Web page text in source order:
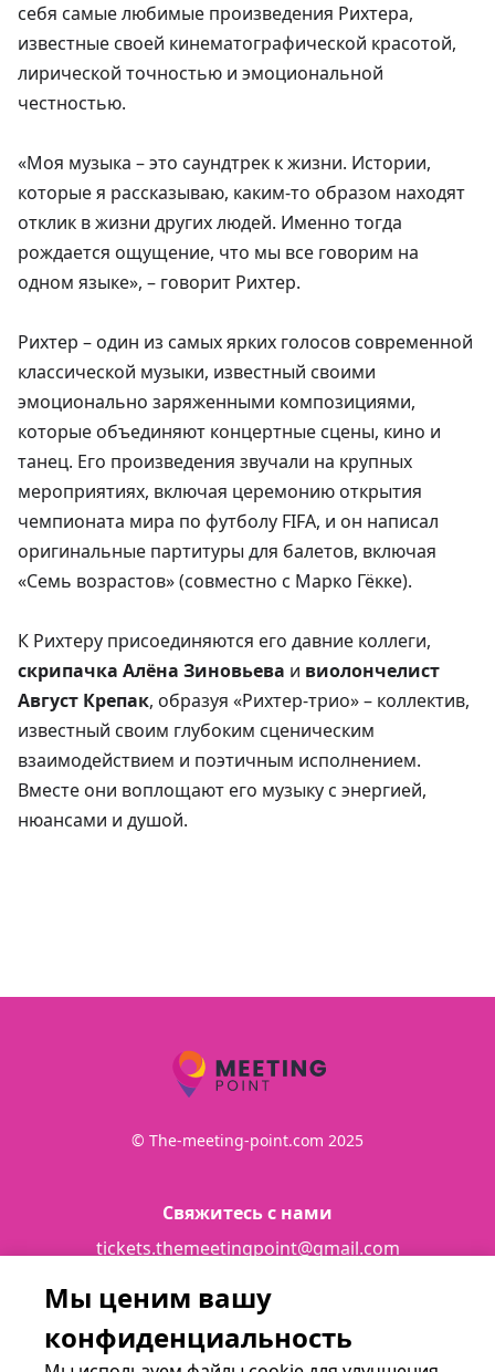
себя самые любимые произведения Рихтера,
известные своей кинематографической красотой,
лирической точностью и эмоциональной
честностью.
«Моя музыка – это саундтрек к жизни. Истории,
которые я рассказываю, каким-то образом находят
отклик в жизни других людей. Именно тогда
рождается ощущение, что мы все говорим на
одном языке», – говорит Рихтер.
Рихтер – один из самых ярких голосов современной
классической музыки, известный своими
эмоционально заряженными композициями,
которые объединяют концертные сцены, кино и
танец. Его произведения звучали на крупных
мероприятиях, включая церемонию открытия
чемпионата мира по футболу FIFA, и он написал
оригинальные партитуры для балетов, включая
«Семь возрастов» (совместно с Марко Гёкке).
К Рихтеру присоединяются его давние коллеги,
скрипачка Алёна Зиновьева и виолончелист
Август Крепак, образуя «Рихтер-трио» – коллектив,
известный своим глубоким сценическим
взаимодействием и поэтичным исполнением.
Вместе они воплощают его музыку с энергией,
нюансами и душой.
Мы ценим вашу
конфиденциальность
© The-meeting-point.com 2025
Свяжитесь с нами
tickets.themeetingpoint@gmail.com
Подробности
Terms and conditions